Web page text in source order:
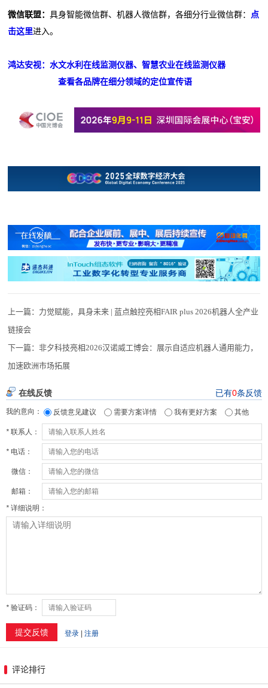
微信联盟：具身智能微信群、机器人微信群，各细分行业微信群：
点
击这里进入。
鸿达安视：水文水利在线监测仪器、智慧农业在线监测仪器
查看各品牌在细分领域的定位宣传语
上一篇： 力觉赋能，具身未来 | 蓝点触控亮相FAIR plus 2026机器人全产业
链接会
下一篇：非夕科技亮相2026汉诺威工博会：展示自适应机器人通用能力，
加速欧洲市场拓展
评论排行